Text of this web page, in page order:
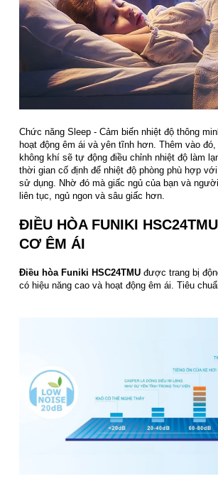
Chức năng Sleep - Cảm biến nhiệt độ thông
hoạt động êm ái và yên tĩnh hơn. Thêm vào
không khí sẽ tự động điều chỉnh nhiệt độ làm
thời gian cố định để nhiệt độ phòng phù hợp
sử dụng. Nhờ đó mà giấc ngủ của bạn và
liên tục, ngủ ngon và sâu giấc hơn.
ĐIỀU HÒA FUNIKI
CƠ ÊM ÁI
Điều hòa Funiki HSC24TMU được trang bị
có hiệu năng cao và hoạt động êm ái. Tiêu